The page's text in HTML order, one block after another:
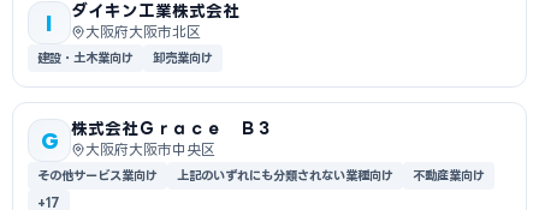
I
ダイキン工業株式会社
大阪府大阪市北区
建設・土木業向け 卸売業向け
G
株式会社Ｇｒａｃｅ Ｂ３
大阪府大阪市中央区
その他サービス業向け 上記のいずれにも分類されない業種向け
不動産業向け
+17